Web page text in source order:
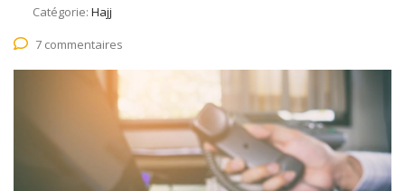
Catégorie: Hajj
7 commentaires